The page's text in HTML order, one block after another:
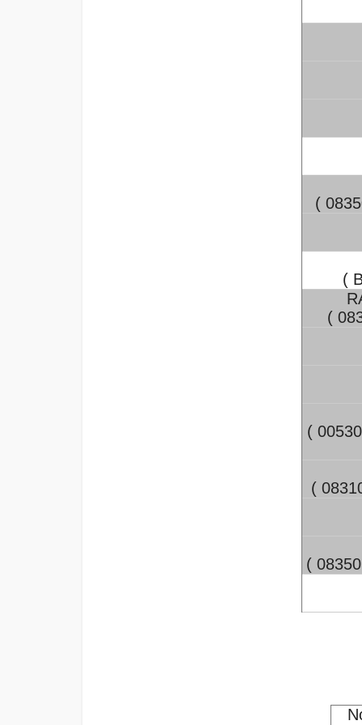
(
(
(
(
(
(